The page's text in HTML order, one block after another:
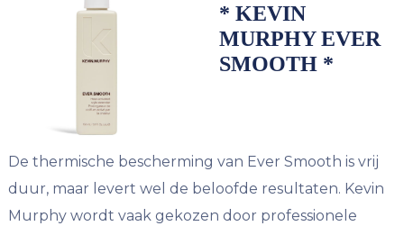
* KEVIN
MURPHY EVER
SMOOTH *
De thermische bescherming van Ever Smooth is vrij
duur, maar levert wel de beloofde resultaten. Kevin
Murphy wordt vaak gekozen door professionele